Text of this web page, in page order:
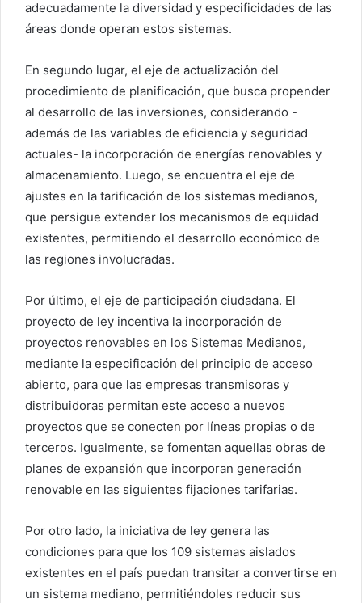
adecuadamente la diversidad y especificidades de las
áreas donde operan estos sistemas.
En segundo lugar, el eje de actualización del
procedimiento de planificación, que busca propender
al desarrollo de las inversiones, considerando -
además de las variables de eficiencia y seguridad
actuales- la incorporación de energías renovables y
almacenamiento. Luego, se encuentra el eje de
ajustes en la tarificación de los sistemas medianos,
que persigue extender los mecanismos de equidad
existentes, permitiendo el desarrollo económico de
las regiones involucradas.
Por último, el eje de participación ciudadana. El
proyecto de ley incentiva la incorporación de
proyectos renovables en los Sistemas Medianos,
mediante la especificación del principio de acceso
abierto, para que las empresas transmisoras y
distribuidoras permitan este acceso a nuevos
proyectos que se conecten por líneas propias o de
terceros. Igualmente, se fomentan aquellas obras de
planes de expansión que incorporan generación
renovable en las siguientes fijaciones tarifarias.
Por otro lado, la iniciativa de ley genera las
condiciones para que los 109 sistemas aislados
existentes en el país puedan transitar a convertirse en
un sistema mediano, permitiéndoles reducir sus